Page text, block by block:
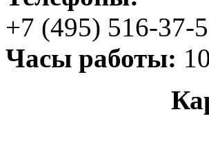
+7 (495) 516-37-
Часы работы: